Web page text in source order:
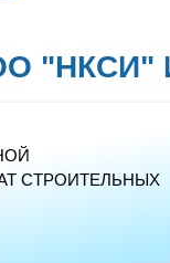
"НКСИ"
СТРОИТЕЛЬНЫХ